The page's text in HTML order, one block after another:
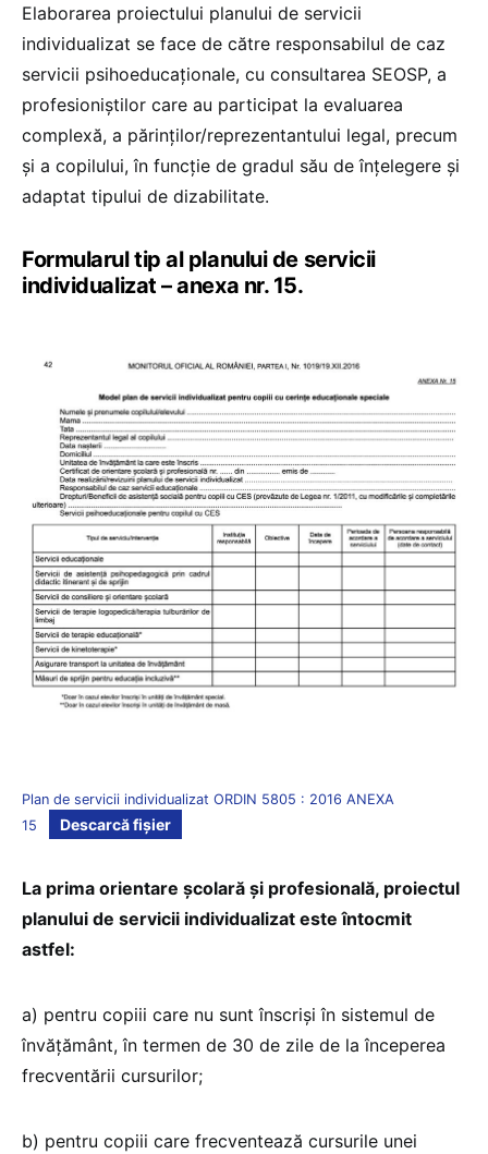
Elaborarea proiectului planului de servicii
individualizat se face de către responsabilul de caz
servicii psihoeducaţionale, cu consultarea SEOSP, a
profesioniştilor care au participat la evaluarea
complexă, a părinţilor/reprezentantului legal, precum
şi a copilului, în funcţie de gradul său de înţelegere şi
adaptat tipului de dizabilitate.
Formularul tip al planului de servicii
individualizat – anexa nr. 15.
Plan de servicii individualizat ORDIN 5805 : 2016 ANEXA
15
Descarcă fișier
La prima orientare şcolară şi profesională, proiectul
planului de servicii individualizat este întocmit
astfel:
a) pentru copiii care nu sunt înscrişi în sistemul de
învăţământ, în termen de 30 de zile de la începerea
frecventării cursurilor;
b) pentru copiii care frecventează cursurile unei